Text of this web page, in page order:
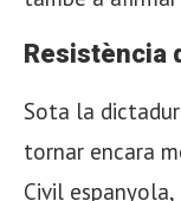
Resistència
Sota la
tornar encara
Civil